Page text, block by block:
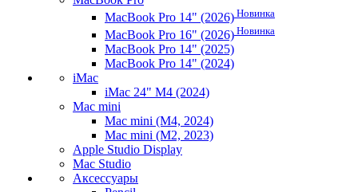
MacBook Pro 14" (2026) Новинка
MacBook Pro 16" (2026) Новинка
MacBook Pro 14" (2025)
MacBook Pro 14" (2024)
iMac
iMac 24" M4 (2024)
Mac mini
Mac mini (M4, 2024)
Mac mini (M2, 2023)
Apple Studio Display
Mac Studio
Аксессуары